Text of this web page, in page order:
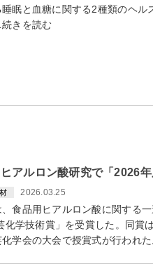
眠と血糖に関する2種類のヘル
きを読む
アルロン酸研究で「2026
2026.03.25
食品用ヒアルロン酸に関する
化学技術賞」を受賞した。同
化学会の大会で授賞式が行われ